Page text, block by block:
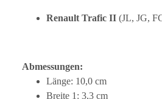
Renault Trafic II (JL, JG,
Abmessungen:
Länge: 10,0 cm
Breite 1: 3,3 cm